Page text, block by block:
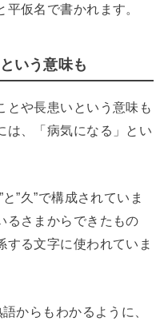
仮名で書かれます。
いう意味も
とや長患いという意味も
は、「病気になる」とい
”久”で構成されていま
るさまからできたもの
する文字に使われていま
からもわかるように、